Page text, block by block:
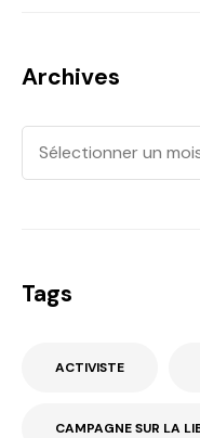
Archives
Tags
ACTIVISTE
CAMPAGNE SUR LA